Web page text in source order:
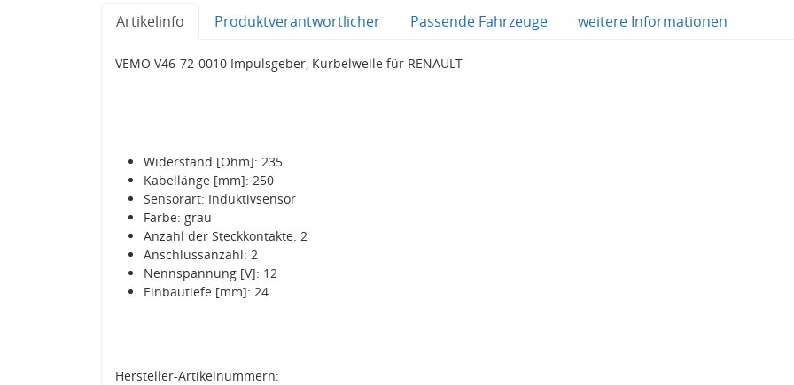
Artikelinfo Produktverantwortlicher Passende Fahrzeuge weitere Informationen
VEMO V46-72-0010 Impulsgeber, Kurbelwelle für RENAULT
Widerstand [Ohm]: 235
Kabellänge [mm]: 250
Sensorart: Induktivsensor
Farbe: grau
Anzahl der Steckkontakte: 2
Anschlussanzahl: 2
Nennspannung [V]: 12
Einbautiefe [mm]: 24
Hersteller-Artikelnummern: